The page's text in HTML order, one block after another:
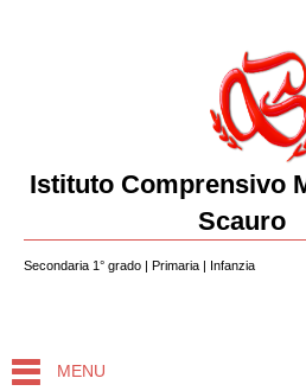
Istituto Comprensivo
Scauro
Secondaria 1° grado | Primaria | Infanzia
MENU